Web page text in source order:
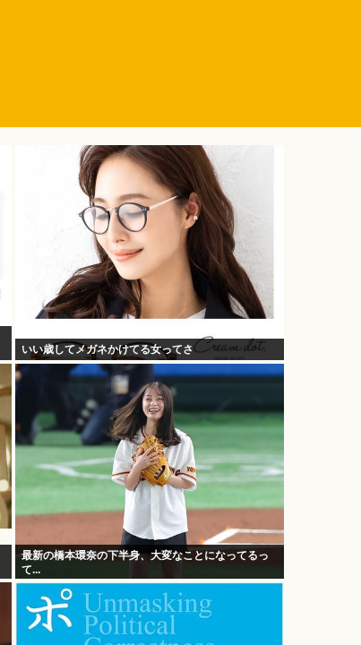
いい歳してメガネかけてる女ってさ
最新の橋本環奈の下半身、大変なことになってるっ
て...